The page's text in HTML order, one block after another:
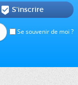
Se souvenir de moi ?
 S'inscrire